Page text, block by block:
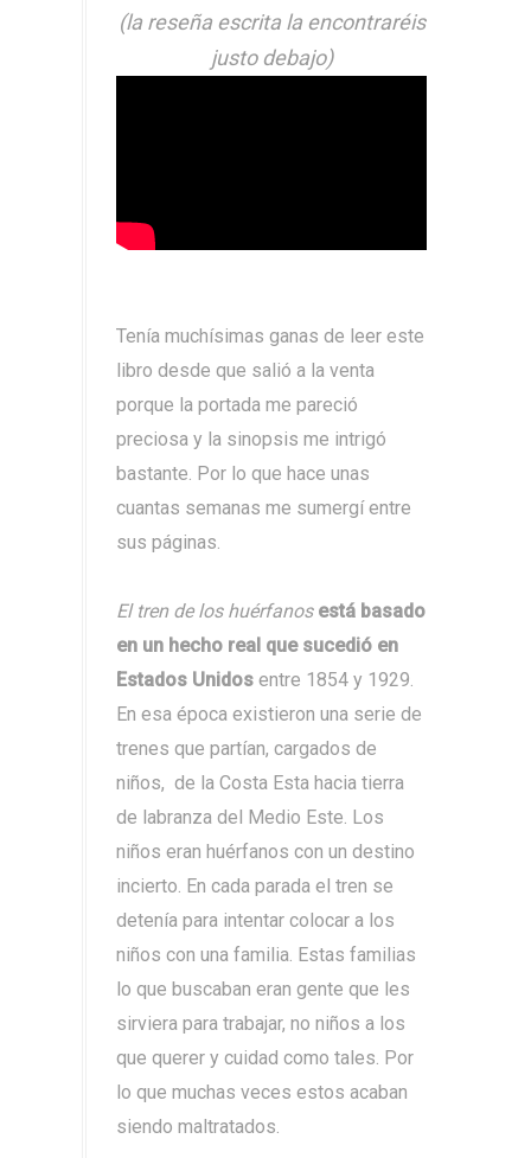
(la reseña escrita la encontraréis
justo debajo)
Tenía muchísimas ganas de leer este
libro desde que salió a la venta
porque la portada me pareció
preciosa y la sinopsis me intrigó
bastante. Por lo que hace unas
cuantas semanas me sumergí entre
sus páginas.
El tren de los huérfanos está basado
en un hecho real que sucedió en
Estados Unidos entre 1854 y 1929.
En esa época existieron una serie de
trenes que partían, cargados de
niños, de la Costa Esta hacia tierra
de labranza del Medio Este. Los
niños eran huérfanos con un destino
incierto. En cada parada el tren se
detenía para intentar colocar a los
niños con una familia. Estas familias
lo que buscaban eran gente que les
sirviera para trabajar, no niños a los
que querer y cuidad como tales. Por
lo que muchas veces estos acaban
siendo maltratados.